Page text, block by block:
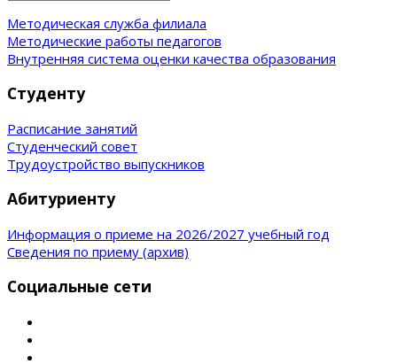
Методическая служба филиала
Методические работы педагогов
Внутренняя система оценки качества образования
Студенту
Расписание занятий
Студенческий совет
Трудоустройство выпускников
Абитуриенту
Информация о приеме на 2026/2027 учебный год
Сведения по приему (архив)
Социальные сети